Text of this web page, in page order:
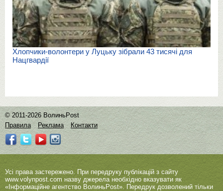
Хлопчики-волонтери у Луцьку зібрали 43 тисячі для
Нацгвардії
© 2011-2026 ВолиньPost
Правила
Реклама Контакти
Усі права застережено. При передруку публікацій з сайту
www.volynpost.com назву джерела необхідно вказувати як
«Інформаційне агентство ВолиньPost». Передрук дозволений тільки